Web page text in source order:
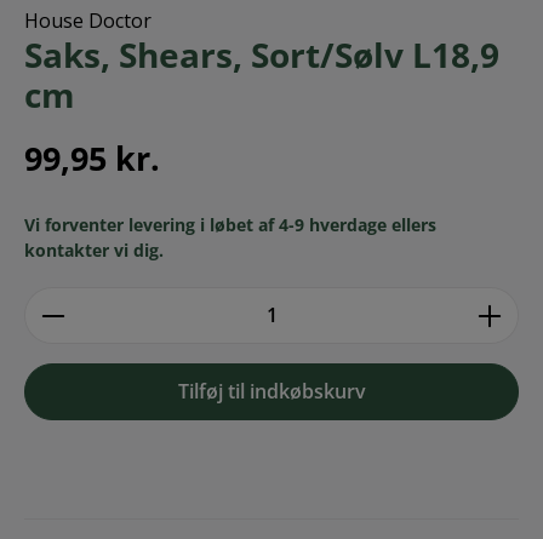
House Doctor
Saks, Shears, Sort/Sølv L18,9
cm
99,95 kr.
Vi forventer levering i løbet af 4-9 hverdage ellers
kontakter vi dig.
Tilføj til indkøbskurv